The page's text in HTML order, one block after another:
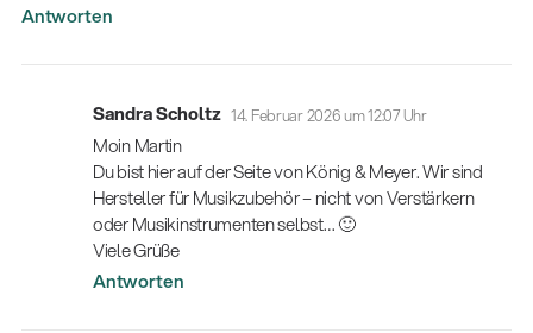
Antworten
Sandra Scholtz 14. Februar 2026 um 12:07 Uhr
Moin Martin
Du bist hier auf der Seite von König & Meyer. Wir sind
Hersteller für Musikzubehör – nicht von Verstärkern
oder Musikinstrumenten selbst… 🙂
Viele Grüße
Antworten